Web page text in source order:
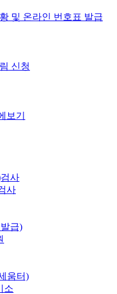
및 온라인 번호표 발급
신청
보기
사
사
급)
움터)
소